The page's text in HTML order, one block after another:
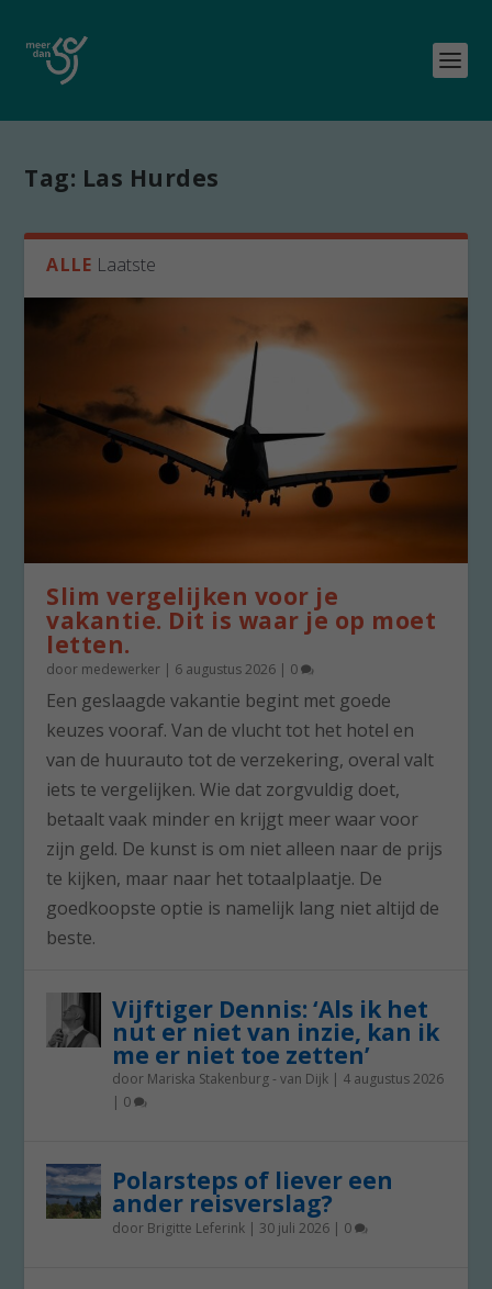
Tag: Las Hurdes
ALLE Laatste
Slim vergelijken voor je
vakantie. Dit is waar je op moet
letten.
door medewerker | 6 augustus 2026 | 0
Een geslaagde vakantie begint met goede
keuzes vooraf. Van de vlucht tot het hotel en
van de huurauto tot de verzekering, overal valt
iets te vergelijken. Wie dat zorgvuldig doet,
betaalt vaak minder en krijgt meer waar voor
zijn geld. De kunst is om niet alleen naar de prijs
te kijken, maar naar het totaalplaatje. De
goedkoopste optie is namelijk lang niet altijd de
beste.
Vijftiger Dennis: ‘Als ik het
nut er niet van inzie, kan ik
me er niet toe zetten’
door Mariska Stakenburg - van Dijk | 4 augustus 2026
| 0
Polarsteps of liever een
ander reisverslag?
door Brigitte Leferink | 30 juli 2026 | 0